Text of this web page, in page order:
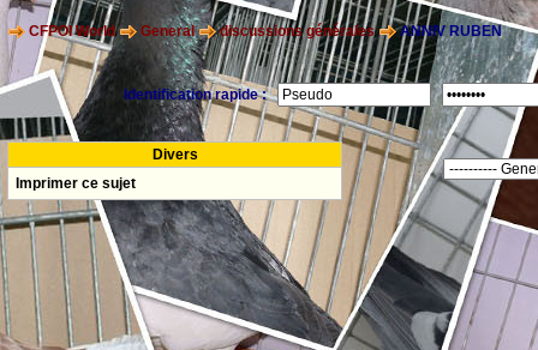
CFPOI World General discussions générales ANNIV RUBEN
Identification rapide :
Divers
Imprimer ce sujet